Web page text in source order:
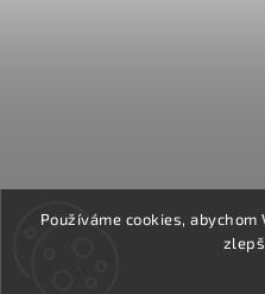
Používáme cookies,